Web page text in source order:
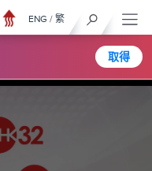
取得
ENG / 繁